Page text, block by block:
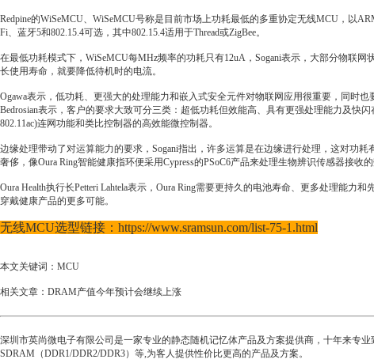
Redpine的WiSeMCU、WiSeMCU号称是目前市场上功耗最低的多重协定无线MCU，以
Fi、蓝牙5和802.15.4可选，其中802.15.4适用于Thread或ZigBee。
在最低功耗模式下，WiSeMCU每MHz频率的功耗只有12uA，Sogani表示，大部分物联
长使用寿命，就要降低待机时的电流。
Ogawa表示，低功耗、更强大的处理能力和嵌入式安全元件对物联网应用很重要，同时
Bedrosian表示，客户的要求大致可分三类：超低功耗但效能高、具有更强处理能力及快
802.11ac)连网功能和类比控制器的高效能微控制器。
边缘处理带动了对运算能力的要求，Sogani指出，许多运算是在边缘进行处理，这对功
奢侈，像Oura Ring智能健康指环便采用Cypress的PSoC6产品来处理生物辨识传感器接收
Oura Health执行长Petteri Lahtela表示，Oura Ring需要更持久的电池寿命、更多处理能
穿戴健康产品的更多可能。
无线MCU选型链接： https://www.sramsun.com/list-75-1.html
本文关键词： MCU
相关文章： DRAM产值今年预计会继续上涨
深圳市英尚微电子有限公司是一家专业的静态随机记忆体产品及方案提供商，十年来专
SDRAM（DDR1/DDR2/DDR3）等,为客人提供性价比更高的产品及方案。